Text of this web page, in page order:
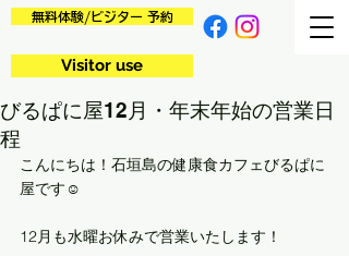
無料体験/ビジター 予約
Visitor use
びるぱに屋12月・年末年始の営業日
程
こんにちは！石垣島の健康食カフェびるぱに
屋です☺
12月も水曜お休みで営業いたします！